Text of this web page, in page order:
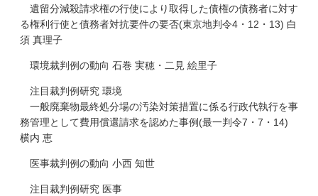
遺留分減殺請求権の行使により取得した債権の債務者に対す
る権利行使と債務者対抗要件の要否(東京地判令4・12・13) 白
須 真理子
環境裁判例の動向 石巻 実穂・二見 絵里子
注目裁判例研究 環境
一般廃棄物最終処分場の汚染対策措置に係る行政代執行を事
務管理として費用償還請求を認めた事例(最一判令7・7・14)
横内 恵
医事裁判例の動向 小西 知世
注目裁判例研究 医事